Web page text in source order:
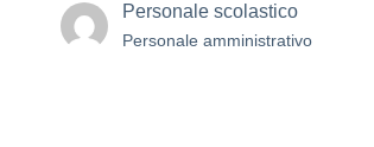
Personale scolastico
Personale amministrativo